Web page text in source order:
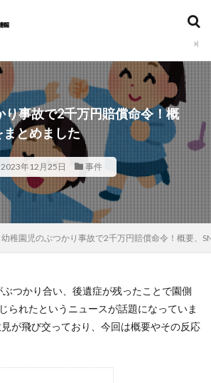
り事故で2千万円賠償命令！概
まとめました
2023年12月25日 事件
幼稚園児のぶつかり事故で2千万円賠償命令！概要、
つかり合い、後遺症が残ったことで園側
られたというニュースが話題になっていま
が飛び交っており、今回は概要やその反応